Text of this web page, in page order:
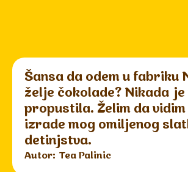
Šansa da odem u fabriku
želje čokolade? Nikada je
propustila. Želim da
izrade mog omiljenog
detinjstva.
Autor: Tea Palinic